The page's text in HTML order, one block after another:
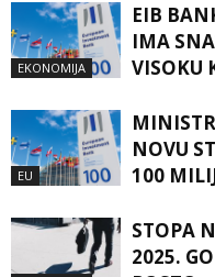
EKONOMIJA
EIB
IMA
VISOKU
EU
NOVU
100
STOPA
2025.